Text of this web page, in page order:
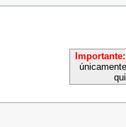
Importante: